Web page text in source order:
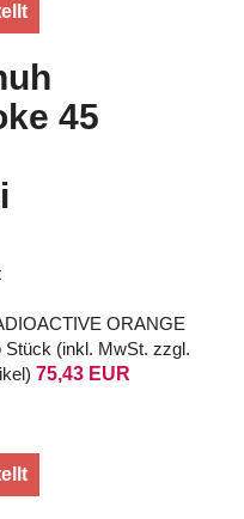
45
ORANGE
Stück (inkl. MwSt. zzgl.
) 75,43 EUR